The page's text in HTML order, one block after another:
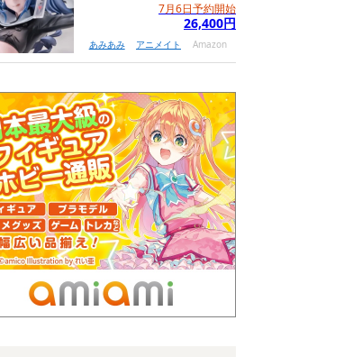
7月6日予約開始
26,400円
あみあみ アニメイト Amazon